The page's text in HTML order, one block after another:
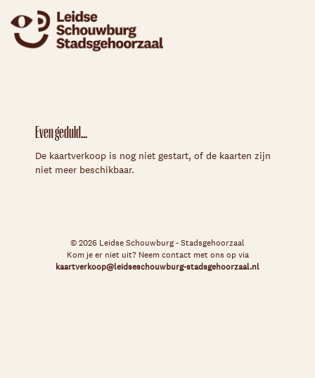
Even geduld...
De kaartverkoop is nog niet gestart, of de kaarten zijn
niet meer beschikbaar.
© 2026 Leidse Schouwburg - Stadsgehoorzaal
Kom je er niet uit? Neem contact met ons op via
kaartverkoop@leidseschouwburg-stadsgehoorzaal.nl